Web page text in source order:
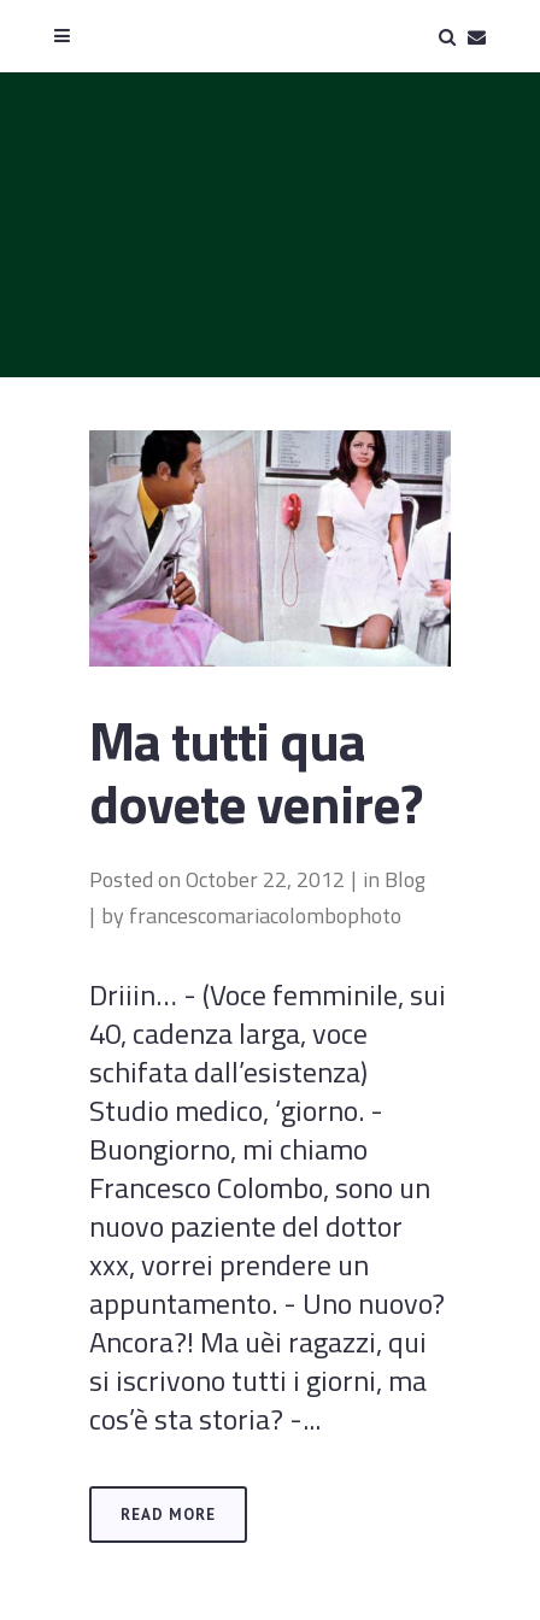
Ma tutti qua
dovete venire?
Posted onOctober 22, 2012 in Blog
by francescomariacolombophoto
Driiin… - (Voce femminile, sui
40, cadenza larga, voce
schifata dall’esistenza)
Studio medico, ‘giorno. -
Buongiorno, mi chiamo
Francesco Colombo, sono un
nuovo paziente del dottor
xxx, vorrei prendere un
appuntamento. - Uno nuovo?
Ancora?! Ma uèi ragazzi, qui
si iscrivono tutti i giorni, ma
cos’è sta storia? -...
READ MORE